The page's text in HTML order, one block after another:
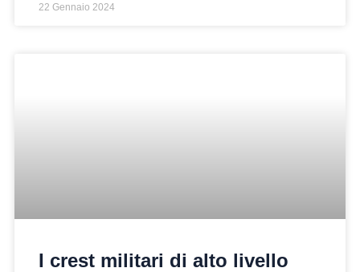
22 Gennaio 2024
I crest militari di alto livello